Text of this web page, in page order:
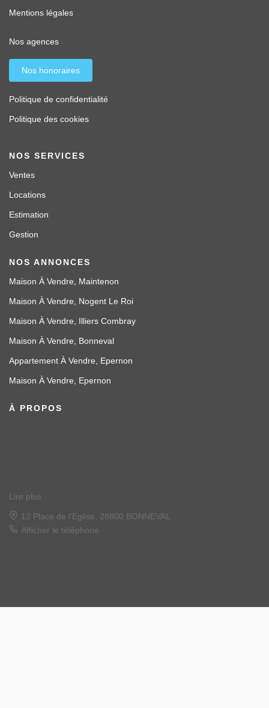
Mentions légales
Nos agences
Nos honoraires
Politique de confidentialité
Politique des cookies
NOS SERVICES
Ventes
Locations
Estimation
Gestion
NOS ANNONCES
Maison À Vendre, Maintenon
Maison À Vendre, Nogent Le Roi
Maison À Vendre, Illiers Combray
Maison À Vendre, Bonneval
Appartement À Vendre, Epernon
Maison À Vendre, Epernon
À PROPOS
Lire plus
22 place de l'église, 28120 ILLIERS COMBRAY
Afficher le téléphone